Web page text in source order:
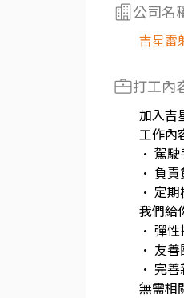
公司名
吉星雷
打工內
加入吉
工作內
• 駕
• 負責
• 定期
我們給
• 彈性
• 友善
• 完
無需相